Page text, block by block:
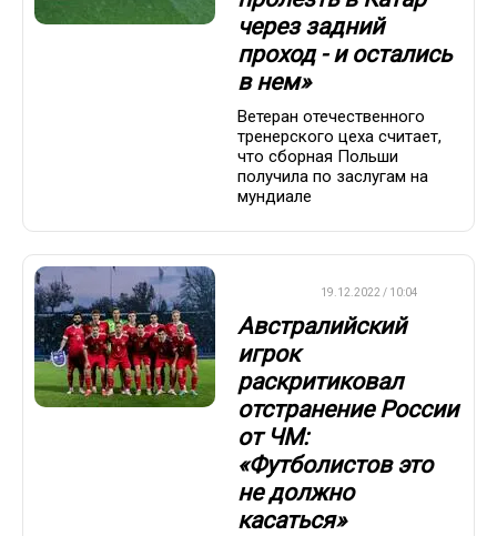
через задний
проход - и остались
в нем»
Ветеран отечественного
тренерского цеха считает,
что сборная Польши
получила по заслугам на
мундиале
19.12.2022 / 10:04
Австралийский
игрок
раскритиковал
отстранение России
от ЧМ:
«Футболистов это
не должно
касаться»